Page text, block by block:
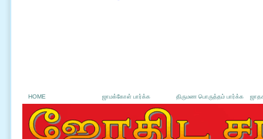
HOME ஜாமக்கோள் பார்க்க திருமண பொருத்தம் பார்க்க